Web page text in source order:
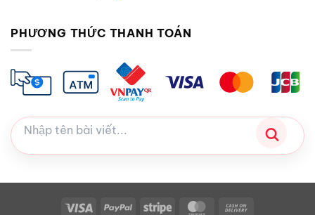
PHƯƠNG THỨC THANH TOÁN
Visa PayPal Stripe MasterCard